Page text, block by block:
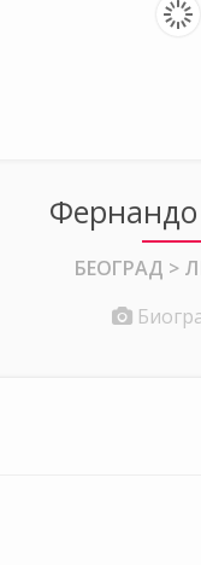
БЕОГРАД >